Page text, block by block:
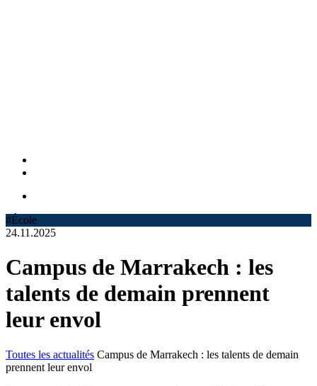
#École
24.11.2025
Campus de Marrakech : les
talents de demain prennent
leur envol
Toutes les actualités Campus de Marrakech : les talents de demain
prennent leur envol